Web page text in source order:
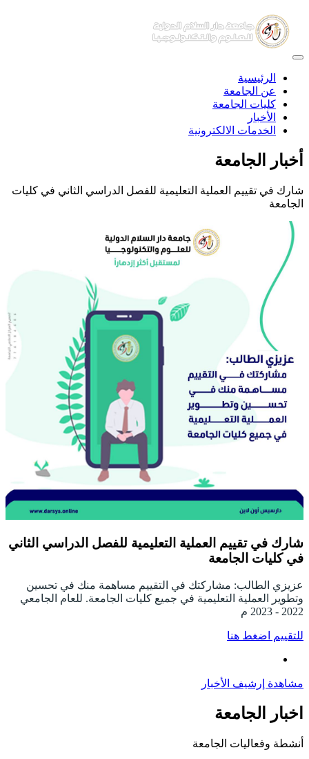
الرئيسية
عن الجامعة
كليات الجامعة
الأخبار
الخدمات الالكترونية
أخبار الجامعة
شارك في تقييم العملية التعليمية للفصل الدراسي الثاني في كليات
الجامعة
شارك في تقييم العملية التعليمية للفصل الدراسي الثاني
في كليات الجامعة
عزيزي الطالب: مشاركتك في التقييم مساهمة منك في تحسين
وتطوير العملية التعليمية في جميع كليات الجامعة. للعام الجامعي
2022 - 2023 م
للتقييم اضغط هنا
مشاهدة إرشيف الأخبار
اخبار الجامعة
أنشطة وفعاليات الجامعة